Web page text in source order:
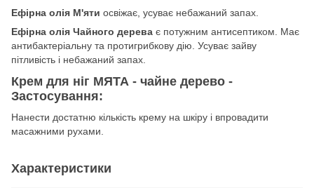
Ефірна олія М'яти освіжає, усуває небажаний запах.
Ефірна олія Чайного дерева є потужним антисептиком. Має
антибактеріальну та протигрибкову дію. Усуває зайву
пітливість і небажаний запах.
Крем для ніг МЯТА - чайне дерево -
Застосування:
Нанести достатню кількість крему на шкіру і впровадити
масажними рухами.
Характеристики